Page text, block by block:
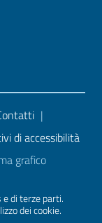
di terze parti.
dei cookie.
|
di accessibilità
grafico